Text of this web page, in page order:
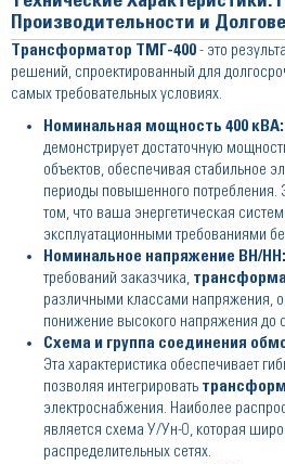
Производительности и
Трансформатор ТМГ-400 - это
решений, спроектированный для
самых требовательных условиях.
Номинальная мощность 400 кВА:
демонстрирует достаточную
объектов, обеспечивая стабильное
периоды повышенного потребления.
том, что ваша энергетическая
эксплуатационными требованиями
Номинальное напряжение ВН/НН:
требований заказчика,
различными классами напряжения,
понижение высокого напряжения до
Схема и группа соединения
Эта характеристика обеспечивает
позволяя интегрировать
электроснабжения. Наиболее
является схема У/Ун-0, которая
распределительных сетях.